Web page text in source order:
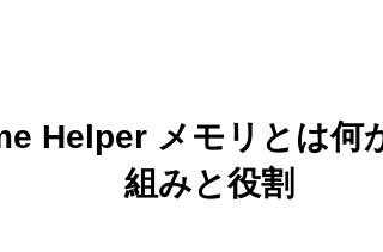
Helper メモリとは何
組みと役割